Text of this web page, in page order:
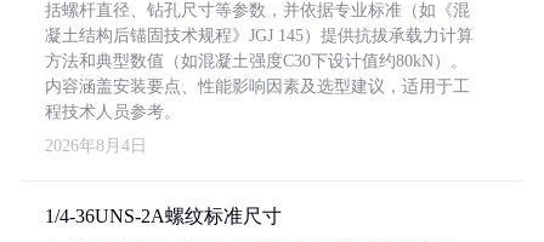
括螺杆直径、钻孔尺寸等参数，并依据专业标准（如《混
凝土结构后锚固技术规程》JGJ 145）提供抗拔承载力计算
方法和典型数值（如混凝土强度C30下设计值约80kN）。
内容涵盖安装要点、性能影响因素及选型建议，适用于工
程技术人员参考。
2026年8月4日
1/4-36UNS-2A螺纹标准尺寸